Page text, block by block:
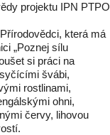
projektu IPN
která má
„Poznej sílu
si práci na
švábi,
rostlinami,
ohni,
červy, lihovou